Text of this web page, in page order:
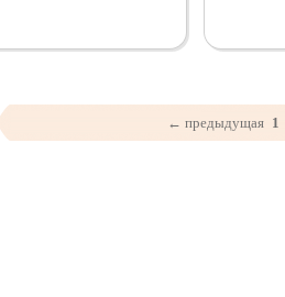
← предыдущая 1